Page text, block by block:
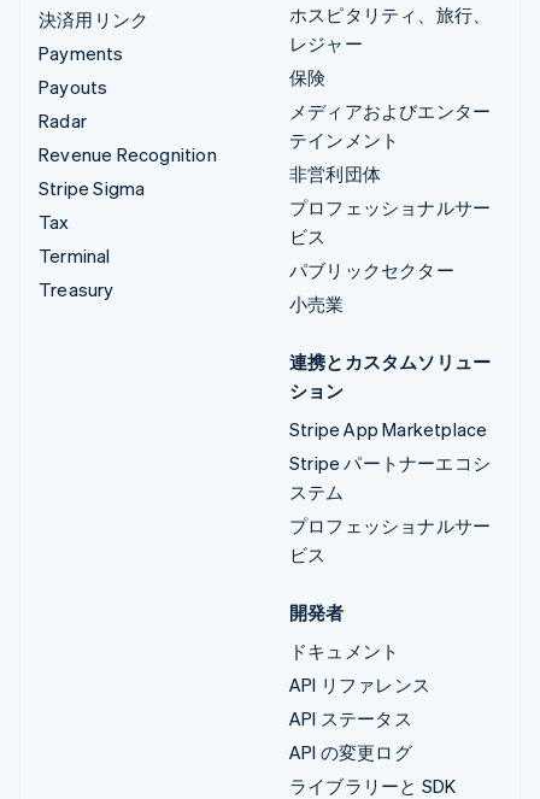
決済用リンク
Payments
Payouts
Radar
Revenue Recognition
Stripe Sigma
Tax
Terminal
Treasury
ホスピタリティ、旅行、
レジャー
保険
メディアおよびエンター
テインメント
非営利団体
プロフェッショナルサー
ビス
パブリックセクター
小売業
連携とカスタムソリュー
ション
Stripe App Marketplace
Stripe パートナーエコシ
ステム
プロフェッショナルサー
ビス
開発者
ドキュメント
API リファレンス
API ステータス
API の変更ログ
ライブラリーと SDK